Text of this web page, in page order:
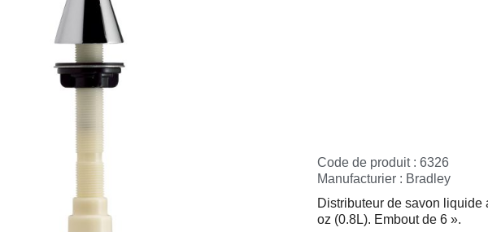
Code de produit : 6326
Manufacturier : Bradley
Distributeur de savon liquide
oz (0.8L). Embout de 6 ».